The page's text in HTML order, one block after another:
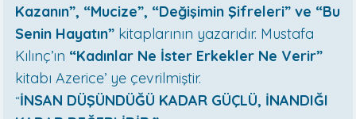
Kazanın”, “Mucize”, “Değişimin Şifreleri” ve “Bu
Senin Hayatın” kitaplarının yazarıdır. Mustafa
Kılınç’ın “Kadınlar Ne İster Erkekler Ne Verir”
kitabı Azerice’ ye çevrilmiştir.
“İNSAN DÜŞÜNDÜĞÜ KADAR GÜÇLÜ, İNANDIĞI